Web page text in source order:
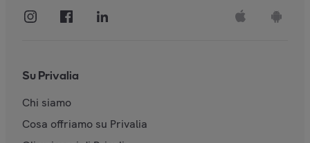
Su Privalia
Chi siamo
Cosa offriamo su Privalia